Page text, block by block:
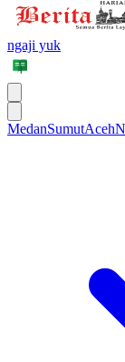
ngaji yuk
MedanSumutAceh